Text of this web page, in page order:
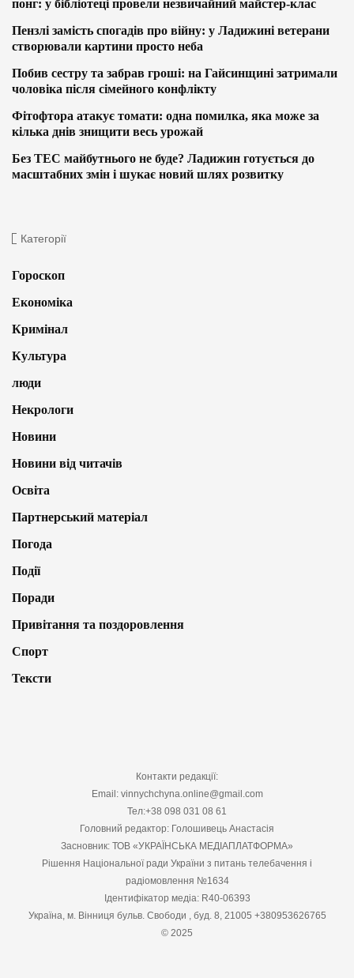
понг: у бібліотеці провели незвичайний майстер-клас
Пензлі замість спогадів про війну: у Ладижині ветерани
створювали картини просто неба
Побив сестру та забрав гроші: на Гайсинщині затримали
чоловіка після сімейного конфлікту
Фітофтора атакує томати: одна помилка, яка може за
кілька днів знищити весь урожай
Без ТЕС майбутнього не буде? Ладижин готується до
масштабних змін і шукає новий шлях розвитку
Категорії
Гороскоп
Економіка
Кримінал
Культура
люди
Некрологи
Новини
Новини від читачів
Освіта
Партнерський матеріал
Погода
Події
Поради
Привітання та поздоровлення
Спорт
Тексти
Контакти редакції:
Email: vinnychchyna.online@gmail.com
Тел:+38 098 031 08 61
Головний редактор: Голошивець Анастасія
Засновник: ТОВ «УКРАЇНСЬКА МЕДІАПЛАТФОРМА»
Рішення Національної ради України з питань телебачення і
радіомовлення №1634
Ідентифікатор медіа: R40-06393
Україна, м. Вінниця бульв. Свободи , буд. 8, 21005 +380953626765
© 2025